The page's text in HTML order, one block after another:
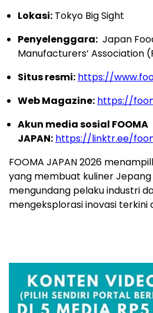
Lokasi: Tokyo Big Sight
Penyelenggara: Japan
Manufacturers’ Association
Situs resmi: https://
Web Magazine: https://
Akun media sosial FOOMA
JAPAN: https://linktr.ee/
FOOMA JAPAN 2026
yang membuat kuliner
mengundang pelaku industri
mengeksplorasi inovasi terkini